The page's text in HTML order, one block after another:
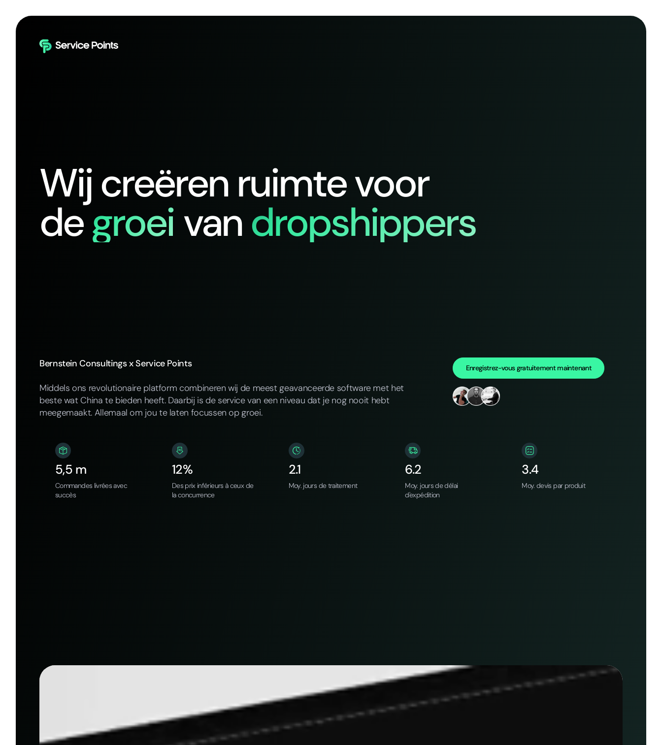
Wij creëren ruimte voor
degroeivandropshippers
Bernstein Consultings x Service Points
Middels ons revolutionaire platform combineren wij de meest geavanceerde software met het
beste wat China te bieden heeft. Daarbij is de service van een niveau dat je nog nooit hebt
meegemaakt. Allemaal om jou te laten focussen op groei.
Enregistrez-vous gratuitement maintenant
5,5 m
Commandes livrées avec
succès
12%
Des prix inférieurs à ceux de
la concurrence
2.1
Moy. jours de traitement
6.2
Moy. jours de délai
d'expédition
3.4
Moy. devis par produit